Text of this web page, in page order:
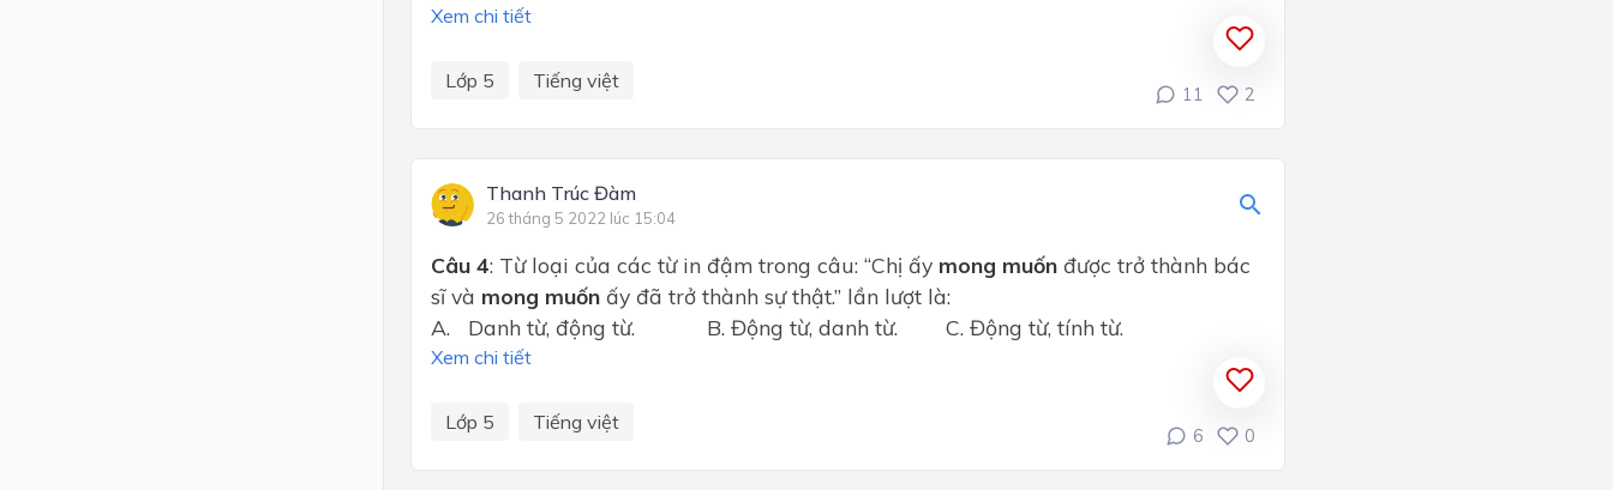
Xem chi tiết
Lớp 5 Tiếng việt
11 2
Thanh Trúc Đàm
26 tháng 5 2022 lúc 15:04
Câu 4: Từ loại của các từ in đậm trong câu: “Chị ấy mong muốn được trở thành bác
sĩ và mong muốn ấy đã trở thành sự thật.” lần lượt là:
A. Danh từ, động từ. B. Động từ, danh từ. C. Động từ, tính từ.
Xem chi tiết
Lớp 5 Tiếng việt
6 0